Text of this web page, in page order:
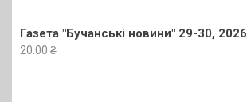
Газета "Бучанські новини" 29-30, 2026
20.00 ₴